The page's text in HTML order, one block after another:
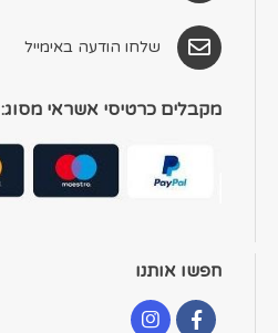
שלחו הודעה באימייל
מקבלים כרטיסי אשראי מסוג:
חפשו אותנו